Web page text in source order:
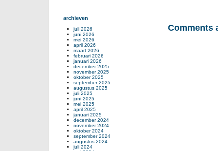
Comments
archieven
juli 2026
juni 2026
mei 2026
april 2026
maart 2026
februari 2026
januari 2026
december 2025
november 2025
oktober 2025
september 2025
augustus 2025
juli 2025
juni 2025
mei 2025
april 2025
januari 2025
december 2024
november 2024
oktober 2024
september 2024
augustus 2024
juli 2024